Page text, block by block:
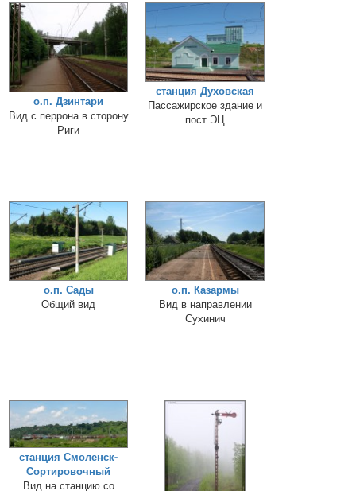
о.п. Дзинтари
Вид с перрона в сторону
Риги
станция Духовская
Пассажирское здание и
пост ЭЦ
о.п. Сады
Общий вид
о.п. Казармы
Вид в направлении
Сухинич
станция Смоленск-
Сортировочный
Вид на станцию со